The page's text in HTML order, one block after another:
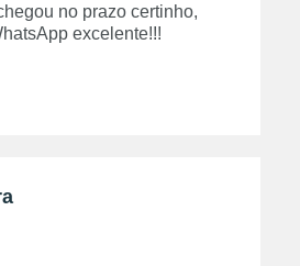
no prazo certinho,
excelente!!!